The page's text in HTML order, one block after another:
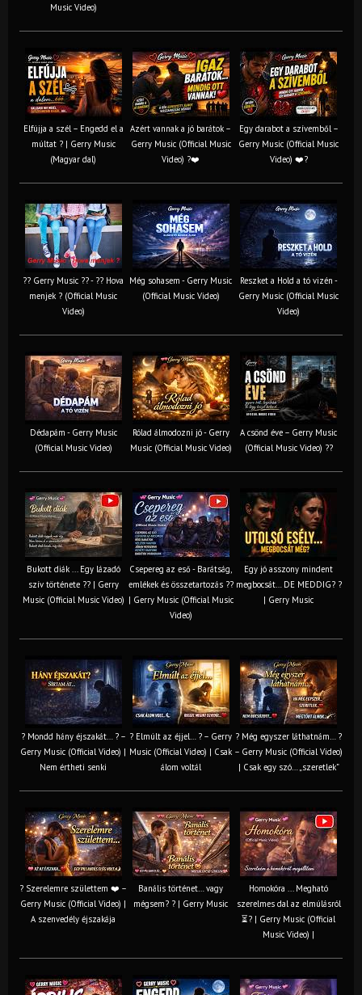
Music Video)
Elfújja a szél – Engedd el a
múltat ? | Gerry Music
(Magyar dal)
Azért vannak a jó barátok –
Gerry Music (Official Music
Video) ?❤️
Egy darabot a szívemből –
Gerry Music (Official Music
Video) ❤️?
?? Gerry Music ?? - ?? Hova
menjek ? (Official Music
Video)
Még sohasem - Gerry Music
(Official Music Video)
Reszket a Hold a tó vizén -
Gerry Music (Official Music
Video)
Dédapám - Gerry Music
(Official Music Video)
Rólad álmodozni jó - Gerry
Music (Official Music Video)
A csönd éve – Gerry Music
(Official Music Video) ??
Bukott diák ... Egy lázadó
szív története ?? | Gerry
Music (Official Music Video)
Csepereg az eső - Barátság,
emlékek és összetartozás ?️?
| Gerry Music (Official Music
Video)
Egy jó asszony mindent
megbocsát… DE MEDDIG? ?
| Gerry Music
? Mondd hány éjszakát… ? –
Gerry Music (Official Video) |
Nem értheti senki
? Elmúlt az éjjel… ? – Gerry
Music (Official Video) | Csak
álom voltál
? Még egyszer láthatnám… ?
– Gerry Music (Official Video)
| Csak egy szó… „szeretlek”
? Szerelemre születtem ❤️ –
Gerry Music (Official Video) |
A szenvedély éjszakája
Banális történet… vagy
mégsem? ? | Gerry Music
Homokóra ... Megható
szerelmes dal az elmúlásról
⏳? | Gerry Music (Official
Music Video) |